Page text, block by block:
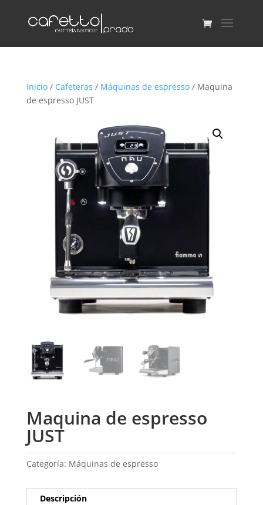
Inicio/ Cafeteras / Máquinas de espresso/ Maquina
de espresso JUST
Maquina de espresso
JUST
Categoría: Máquinas de espresso
Descripción